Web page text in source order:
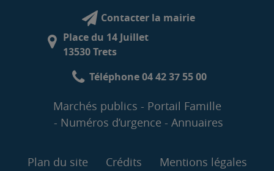
Contacter la mairie
Place du 14 Juillet
13530 Trets
Téléphone 04 42 37 55 00
Marchés publics
Portail Famille
Numéros d’urgence
Annuaires
Plan du site Crédits Mentions légales